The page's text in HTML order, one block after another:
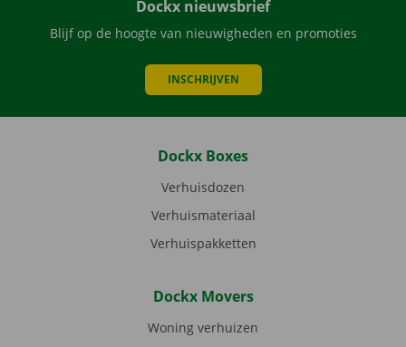
Dockx nieuwsbrief
Blijf op de hoogte van nieuwigheden en promoties
INSCHRIJVEN
Dockx Boxes
Verhuisdozen
Verhuismateriaal
Verhuispakketten
Dockx Movers
Woning verhuizen